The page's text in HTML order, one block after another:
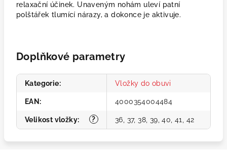
relaxační účinek. Unaveným nohám uleví patní
polštářek tlumící nárazy, a dokonce je aktivuje.
Doplňkové parametry
Kategorie: Vložky do obuvi
EAN : 4000354004484
?
Velikost vložky: 36, 37, 38, 39, 40, 41, 42